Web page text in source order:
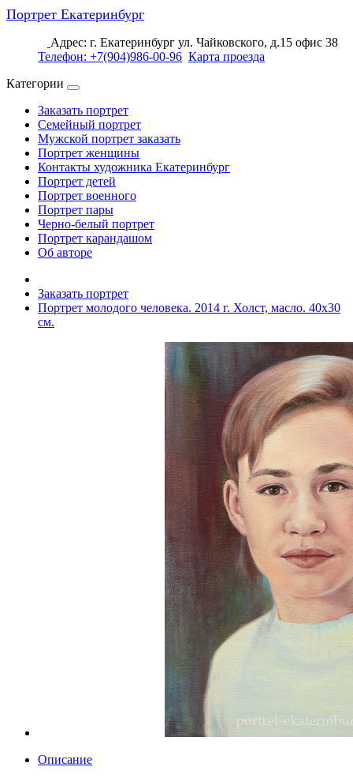
Портрет Екатеринбург
Адрес: г. Екатеринбург ул. Чайковского, д.15 офис 38
Телефон: +7(904)986-00-96 Карта проезда
Категории
Заказать портрет
Семейный портрет
Мужской портрет заказать
Портрет женщины
Контакты художника Екатеринбург
Портрет детей
Портрет военного
Портрет пары
Черно-белый портрет
Портрет карандашом
Об авторе
Заказать портрет
Портрет молодого человека. 2014 г. Холст, масло. 40х30
см.
Описание